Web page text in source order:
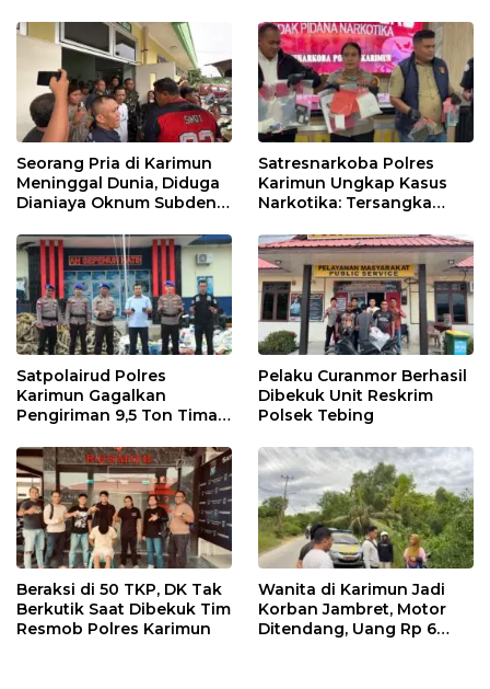
Seorang Pria di Karimun
Meninggal Dunia, Diduga
Dianiaya Oknum Subden
Satresnarkoba Polres
Karimun Ungkap Kasus
Narkotika: Tersangka
Internasional
Satpolairud Polres
Karimun Gagalkan
Pengiriman 9,5 Ton Timah
Tersangka Diamankan
Pelaku Curanmor Berhasil
Dibekuk Unit Reskrim
Polsek Tebing
Beraksi di 50 TKP, DK Tak
Berkutik Saat Dibekuk Tim
Resmob Polres Karimun
Wanita di Karimun Jadi
Korban Jambret, Motor
Ditendang, Uang Rp 6